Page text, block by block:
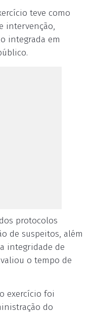
teve como
intervenção,
integrada em
protocolos
de suspeitos, além
integridade de
o tempo de
exercício foi
do